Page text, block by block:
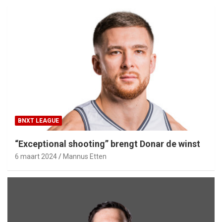
BNXT LEAGUE
“Exceptional shooting” brengt Donar de winst
6 maart 2024 Mannus Etten